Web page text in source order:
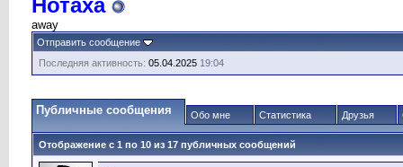
Нотаха
away
Отправить сообщение
Последняя активность: 05.04.2025 19:04
Публичные сообщения Обо мне Статистика Друзья
Отображение с 1 по 10 из 17 публичных сообщений